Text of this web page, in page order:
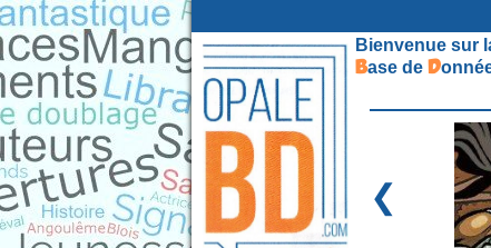
Bienvenue sur
Base de D
❮